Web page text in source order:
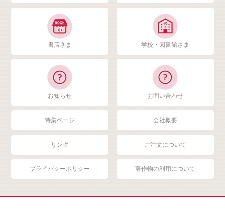
書店さま 学校・図書館さま
お知らせ お問い合わせ
特集ページ 会社概要
リンク ご注文について
プライバシーポリシー 著作物の利用について